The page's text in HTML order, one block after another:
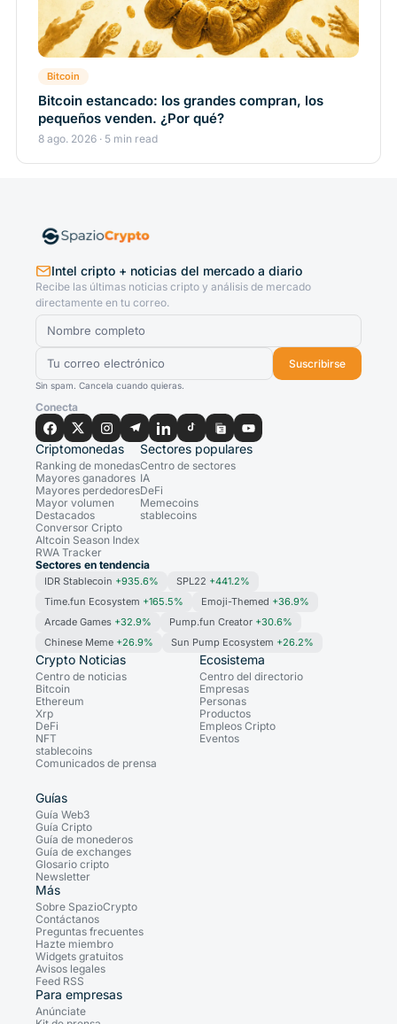
Bitcoin
Bitcoin estancado: los grandes compran, los
pequeños venden. ¿Por qué?
8 ago. 2026 · 5 min read
Intel cripto + noticias del mercado a diario
Recibe las últimas noticias cripto y análisis de mercado
directamente en tu correo.
Suscribirse
Sin spam. Cancela cuando quieras.
Conecta
Criptomonedas
Ranking de monedas
Mayores ganadores
Mayores perdedores
Mayor volumen
Destacados
Conversor Cripto
Altcoin Season Index
RWA Tracker
Sectores populares
Centro de sectores
IA
DeFi
Memecoins
stablecoins
Sectores en tendencia
IDR Stablecoin +935.6% SPL22 +441.2%
Time.fun Ecosystem +165.5% Emoji-Themed +36.9%
Arcade Games +32.9% Pump.fun Creator +30.6%
Chinese Meme +26.9% Sun Pump Ecosystem +26.2%
Crypto Noticias
Centro de noticias
Bitcoin
Ethereum
Xrp
DeFi
NFT
stablecoins
Comunicados de prensa
Ecosistema
Centro del directorio
Empresas
Personas
Productos
Empleos Cripto
Eventos
Guías
Guía Web3
Guía Cripto
Guía de monederos
Guía de exchanges
Glosario cripto
Newsletter
Más
Sobre SpazioCrypto
Contáctanos
Preguntas frecuentes
Hazte miembro
Widgets gratuitos
Avisos legales
Feed RSS
Para empresas
Anúnciate